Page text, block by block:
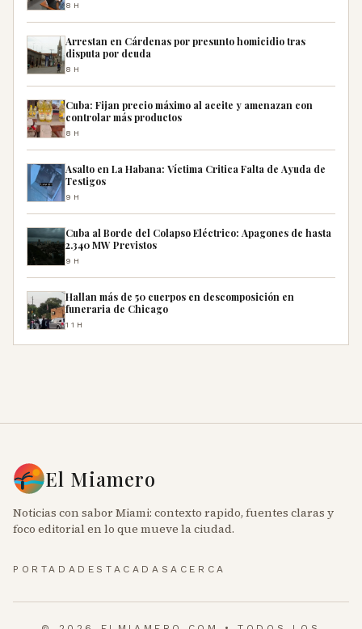
8H
Arrestan en Cárdenas por presunto homicidio tras
disputa por deuda
8H
Cuba: Fijan precio máximo al aceite y amenazan con
controlar más productos
8H
Asalto en La Habana: Víctima Critica Falta de Ayuda de
Testigos
9H
Cuba al Borde del Colapso Eléctrico: Apagones de hasta
2.340 MW Previstos
9H
Hallan más de 50 cuerpos en descomposición en
funeraria de Chicago
11H
El Miamero
Noticias con sabor Miami: contexto rapido, fuentes claras y
foco editorial en lo que mueve la ciudad.
PORTADA DESTACADASACERCA